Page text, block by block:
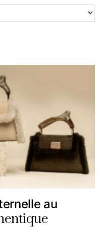
au